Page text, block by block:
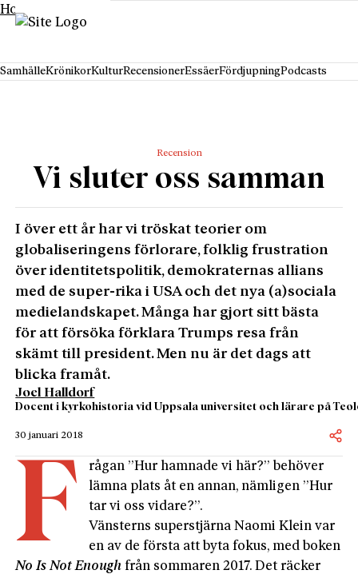
Hoppa till innehåll
SamhälleKrönikorKulturRecensionerEssäerFördjupningPodcasts
Recension
Vi sluter oss samman
I över ett år har vi tröskat teorier om
globaliseringens förlorare, folklig frustration
över identitetspolitik, demokraternas allians
med de super-rika i USA och det nya (a)sociala
medielandskapet. Många har gjort sitt bästa
för att försöka förklara Trumps resa från
skämt till president. Men nu är det dags att
blicka framåt.
Joel Halldorf
Docent i kyrkohistoria vid Uppsala universitet och lärare på
30 januari 2018
F
rågan ”Hur hamnade vi här?” behöver
lämna plats åt en annan, nämligen ”Hur
tar vi oss vidare?”.
Vänsterns superstjärna Naomi Klein var
en av de första att byta fokus, med boken
No Is Not Enough från sommaren 2017. Det räcker